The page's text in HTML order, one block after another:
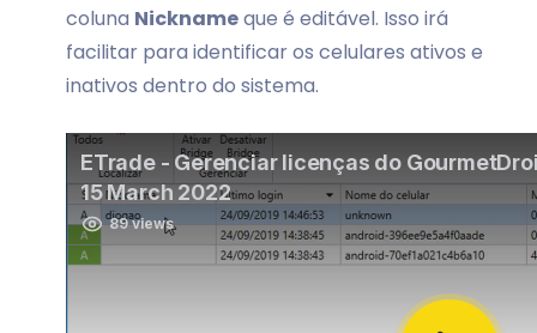
coluna Nicknameque é editável. Isso irá
facilitar para identificar os celulares ativos e
inativos dentro do sistema.